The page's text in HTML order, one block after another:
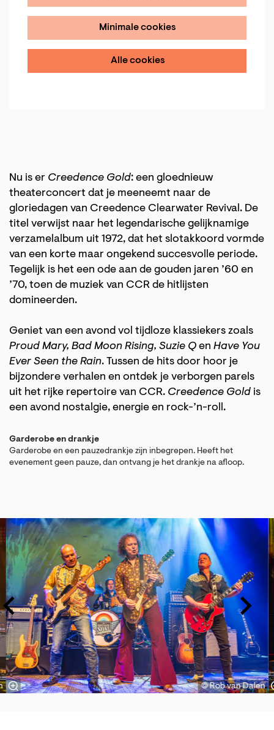
Minimale cookies
Alle cookies
Nu is er Creedence Gold: een gloednieuw
theaterconcert dat je meeneemt naar de
gloriedagen van Creedence Clearwater Revival. De
titel verwijst naar het legendarische gelijknamige
verzamelalbum uit 1972, dat het slotakkoord vormde
van een korte maar ongekend succesvolle periode.
Tegelijk is het een ode aan de gouden jaren ’60 en
’70, toen de muziek van CCR de hitlijsten
domineerden.
Geniet van een avond vol tijdloze klassiekers zoals
Proud Mary, Bad Moon Rising, Suzie Q en Have You
Ever Seen the Rain. Tussen de hits door hoor je
bijzondere verhalen en ontdek je verborgen parels
uit het rijke repertoire van CCR. Creedence Gold is
een avond nostalgie, energie en rock-’n-roll.
Garderobe en drankje
Garderobe en een pauzedrankje zijn inbegrepen. Heeft het
evenement geen pauze, dan ontvang je het drankje na afloop.
Overslaan
© Rob van Dalen